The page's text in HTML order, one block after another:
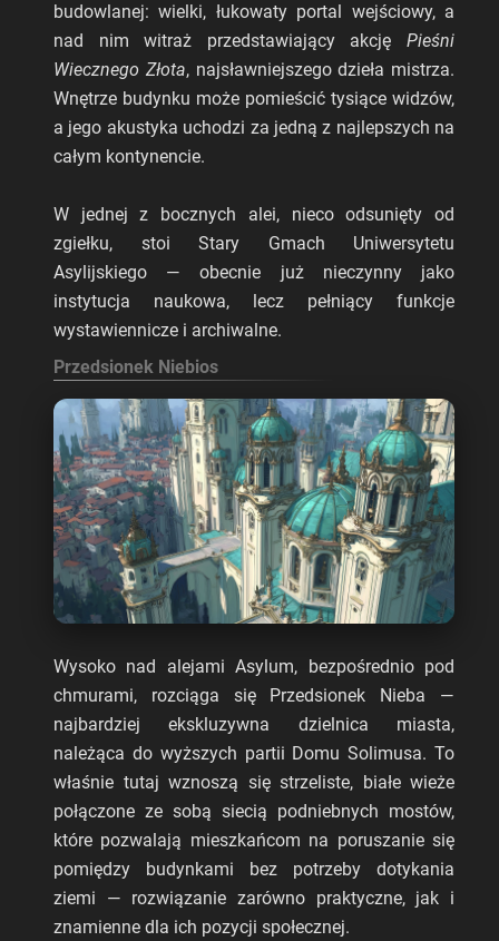
budowlanej: wielki, łukowaty portal wejściowy, a
nad nim witraż przedstawiający akcję Pieśni
Wiecznego Złota, najsławniejszego dzieła mistrza.
Wnętrze budynku może pomieścić tysiące widzów,
a jego akustyka uchodzi za jedną z najlepszych na
całym kontynencie.
W jednej z bocznych alei, nieco odsunięty od
zgiełku, stoi Stary Gmach Uniwersytetu
Asylijskiego — obecnie już nieczynny jako
instytucja naukowa, lecz pełniący funkcje
wystawiennicze i archiwalne.
Przedsionek Niebios
Wysoko nad alejami Asylum, bezpośrednio pod
chmurami, rozciąga się Przedsionek Nieba —
najbardziej ekskluzywna dzielnica miasta,
należąca do wyższych partii Domu Solimusa. To
właśnie tutaj wznoszą się strzeliste, białe wieże
połączone ze sobą siecią podniebnych mostów,
które pozwalają mieszkańcom na poruszanie się
pomiędzy budynkami bez potrzeby dotykania
ziemi — rozwiązanie zarówno praktyczne, jak i
znamienne dla ich pozycji społecznej.